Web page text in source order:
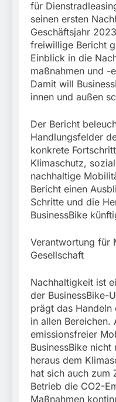
für
seinen ersten
Geschäftsjahr
freiwillige Bericht
Einblick in die
maßnahmen und -
Damit will
innen und außen
Der Bericht
Handlungsfelder
konkrete
Klimaschutz,
nachhaltige
Bericht einen
Schritte und die
BusinessBike
Verantwortung für
Gesellschaft
Nachhaltigkeit ist
der BusinessBike-
prägt das Handeln
in allen Bereichen.
emissionsfreier
BusinessBike
heraus dem
hat sich auch zum
Betrieb die CO2-
Maßnahmen